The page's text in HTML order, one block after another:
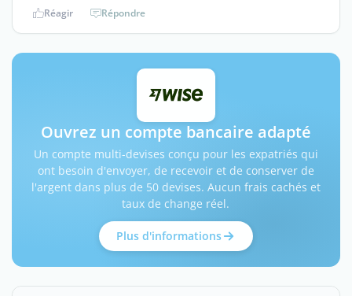
Réagir Répondre
Ouvrez un compte bancaire adapté
Un compte multi-devises conçu pour les expatriés qui
ont besoin d'envoyer, de recevoir et de conserver de
l'argent dans plus de 50 devises. Aucun frais cachés et
taux de change réel.
Plus d'informations